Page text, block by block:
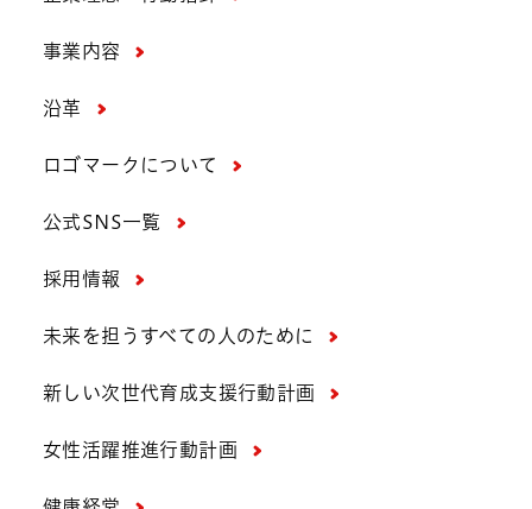
事業内容
沿革
ロゴマークについて
公式SNS一覧
採用情報
未来を担うすべての人のために
新しい次世代育成支援行動計画
女性活躍推進行動計画